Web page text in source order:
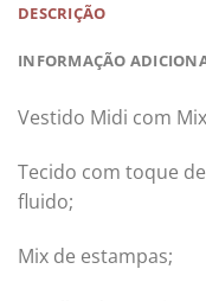
DESCRIÇÃO
INFORMAÇÃO
Vestido Midi com
Tecido com toque
fluido;
Mix de estampas;